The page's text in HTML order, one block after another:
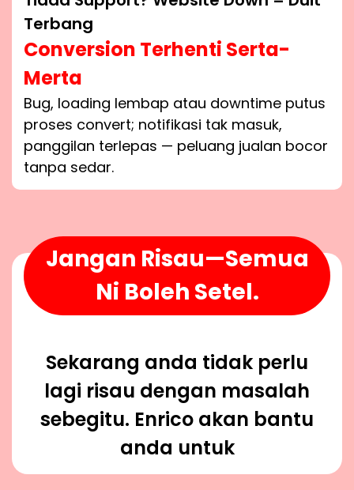
Terbang
Conversion Terhenti Serta-
Merta
Bug, loading lembap atau downtime putus
proses convert; notifikasi tak masuk,
panggilan terlepas — peluang jualan bocor
tanpa sedar.
Jangan Risau—Semua
Ni Boleh Setel.
Sekarang anda tidak perlu
lagi risau dengan masalah
sebegitu. Enrico akan bantu
anda untuk